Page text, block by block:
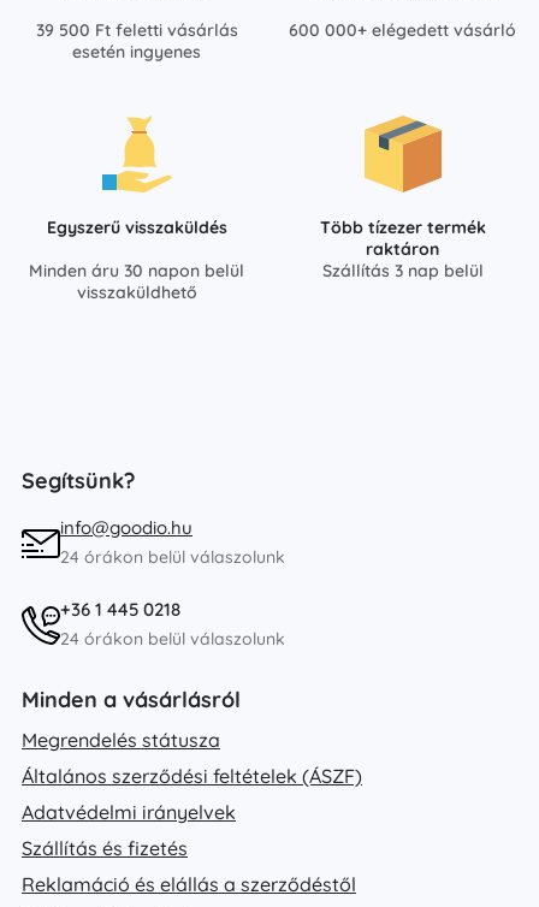
39 500 Ft feletti vásárlás
esetén ingyenes
600 000+ elégedett vásárló
Egyszerű visszaküldés
Minden áru 30 napon belül
visszaküldhető
Több tízezer termék
raktáron
Szállítás 3 nap belül
Segítsünk?
info@goodio.hu
24 órákon belül válaszolunk
+36 1 445 0218
24 órákon belül válaszolunk
Minden a vásárlásról
Megrendelés státusza
Általános szerződési feltételek (ÁSZF)
Adatvédelmi irányelvek
Szállítás és fizetés
Reklamáció és elállás a szerződéstől